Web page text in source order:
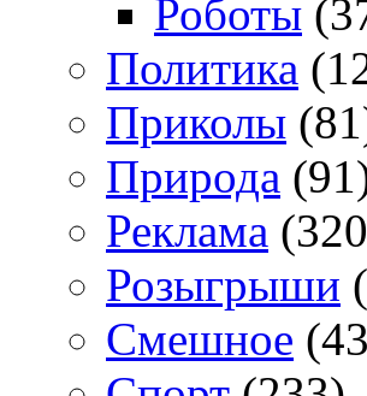
Роботы
Политика
Приколы
Природа
Реклама
Розыгрыши
Смешное